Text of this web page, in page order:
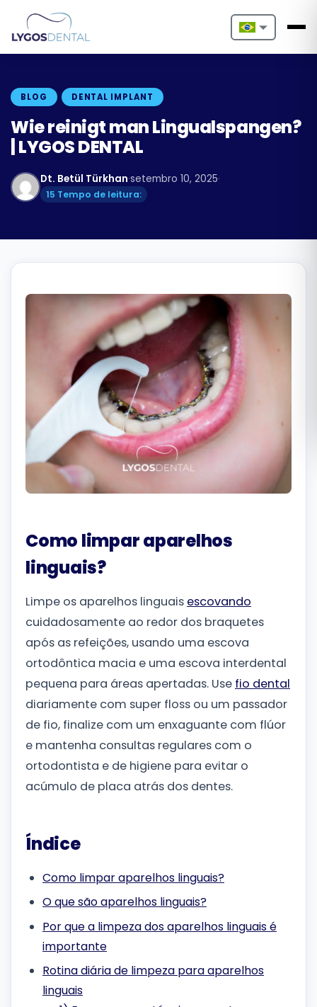
Nederlands
Български
Română
Русский
BLOG DENTAL IMPLANT
Wie reinigt man Lingualspangen?
| LYGOS DENTAL
Dt. Betül Türkhan·setembro 10, 2025·
15 Tempo de leitura:
Como limpar aparelhos
linguais?
Limpe os aparelhos linguais escovando
cuidadosamente ao redor dos braquetes
após as refeições, usando uma escova
ortodôntica macia e uma escova interdental
pequena para áreas apertadas. Use fio dental
diariamente com super floss ou um passador
de fio, finalize com um enxaguante com flúor
e mantenha consultas regulares com o
ortodontista e de higiene para evitar o
acúmulo de placa atrás dos dentes.
Índice
Como limpar aparelhos linguais?
O que são aparelhos linguais?
Por que a limpeza dos aparelhos linguais é
importante
Rotina diária de limpeza para aparelhos
linguais